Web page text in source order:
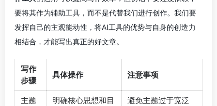
要将其作为辅助工具，而不是代替我们进行创作。我们要
发挥自己的主观能动性，将AI工具的优势与自身的创造力
相结合，才能写出真正的好文章。
写作
步骤
具体操作 注意事项
主题
明确核心思想和目
避免主题过于宽泛